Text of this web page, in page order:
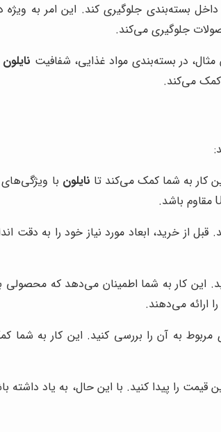
داخل بسته‌بندی جلوگیری کند. این امر به
جلوگیری می‌کند.
در بسته‌بندی مواد غذایی، شفافیت نایلون
کمک می‌کند.
کار به شما کمک می‌کند تا نایلون با
قبل از خرید، ابعاد مورد نیاز خود را به دقت
این کار به شما اطمینان می‌دهد که محصولی
ارائه می‌دهند.
مربوط به آن را بررسی کنید. این کار به
قیمت را پیدا کنید. با این حال، به یاد